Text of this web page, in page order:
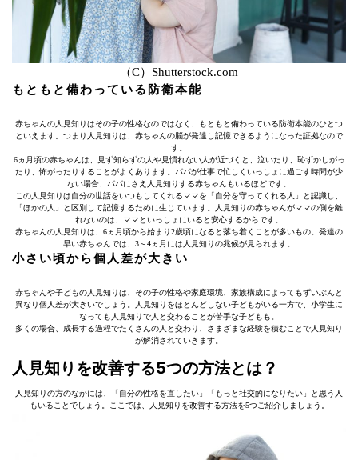
（C）Shutterstock.com
もともと備わっている防衛本能
赤ちゃんの人見知りはその子の性格なのではなく、もともと備わっている防衛本能のひとつ
といえます。つまり人見知りは、赤ちゃんの脳が発達し記憶できるようになった証拠なので
す。
6ヵ月頃の赤ちゃんは、見ず知らずの人や見慣れない人が近づくと、泣いたり、恥ずかしがっ
たり、怖がったりすることがよくあります。パパが仕事で忙しくいっしょに過ごす時間が少
ない場合、パパにさえ人見知りする赤ちゃんもいるほどです。
この人見知りは自分の世話をいつもしてくれるママを「自分を守ってくれる人」と認識し、
「ほかの人」と区別して記憶するために生じています。人見知りの赤ちゃんがママの側を離
れないのは、ママといっしょにいると安心するからです。
赤ちゃんの人見知りは、6ヵ月頃から始まり2歳頃になると落ち着くことが多いもの。発達の
早い赤ちゃんでは、3～4ヵ月には人見知りの兆候が見られます。
小さい頃から個人差が大きい
赤ちゃんや子どもの人見知りは、その子の性格や家庭環境、家族構成によってもずいぶんと
異なり個人差が大きいでしょう。人見知りをほとんどしない子どもがいる一方で、小学生に
なっても人見知りで人と交わることが苦手な子どもも。
多くの場合、成長する過程でたくさんの人と交わり、さまざまな経験を積むことで人見知り
が解消されていきます。
人見知りを改善する5つの方法とは？
人見知りの方のなかには、「自分の性格を直したい」「もっと社交的になりたい」と思う人
もいることでしょう。ここでは、人見知りを改善する方法を5つご紹介しましょう。